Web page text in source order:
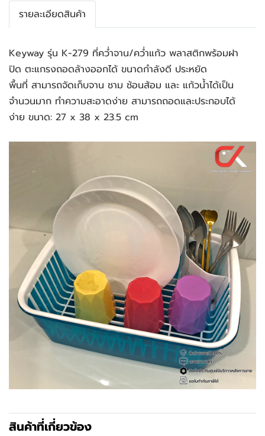
รายละเอียดสินค้า
Keyway รุ่น K-279 ที่คว่ำจาน/คว่ำแก้ว พลาสติกพร้อมฝา
ปิด ตะแกรงถอดล้างออกได้ ขนาดกำลังดี ประหยัด
พื้นที่ สามารถจัดเก็บจาน ชาม ช้อนส้อม และ แก้วน้ำได้เป็น
จำนวนมาก ทำความสะอาดง่าย สามารถถอดและประกอบได้
ง่าย ขนาด: 27 x 38 x 23.5 cm
สินค้าที่เกี่ยวข้อง